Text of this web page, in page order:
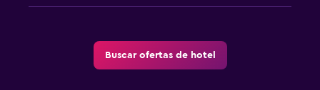
Buscar ofertas de hotel